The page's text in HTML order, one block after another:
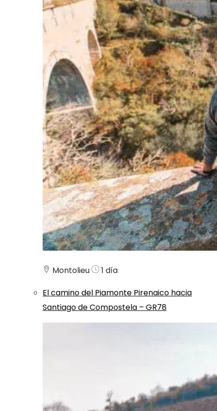
Montolieu
1 día
El camino del Piamonte Pirenaico hacia
Santiago de Compostela – GR78